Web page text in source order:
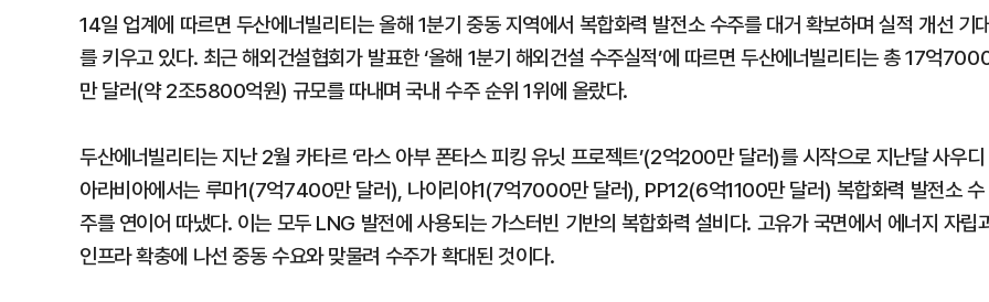
14일 업계에 따르면 두산에너빌리티는 올해 1분기 중동 지역에서 복합화력 발전소 수주를 대거 확보하며 실적 개선 기
를 키우고 있다. 최근 해외건설협회가 발표한 ‘올해 1분기 해외건설 수주실적’에 따르면 두산에너빌리티는 총 17억
만 달러(약 2조5800억원) 규모를 따내며 국내 수주 순위 1위에 올랐다.
두산에너빌리티는 지난 2월 카타르 ‘라스 아부 폰타스 피킹 유닛 프로젝트’(2억200만 달러)를 시작으로 지난달 사우디
아라비아에서는 루마1(7억7400만 달러), 나이리야1(7억7000만 달러), PP12(6억1100만 달러) 복합화력 발전소 수
주를 연이어 따냈다. 이는 모두 LNG 발전에 사용되는 가스터빈 기반의 복합화력 설비다. 고유가 국면에서 에너지 자립
인프라 확충에 나선 중동 수요와 맞물려 수주가 확대된 것이다.